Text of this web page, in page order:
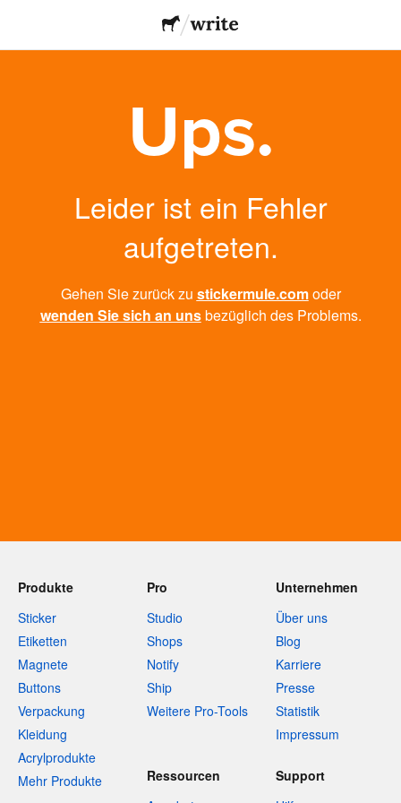
Ups.
Leider ist ein Fehler
aufgetreten.
Gehen Sie zurück zu stickermule.comoder
wenden Sie sich an unsbezüglich des Problems.
Produkte
Sticker
Etiketten
Magnete
Buttons
Verpackung
Kleidung
Acrylprodukte
Mehr Produkte
Pro
Studio
Shops
Notify
Ship
Weitere Pro-Tools
Unternehmen
Über uns
Blog
Karriere
Presse
Statistik
Impressum
Ressourcen
Support